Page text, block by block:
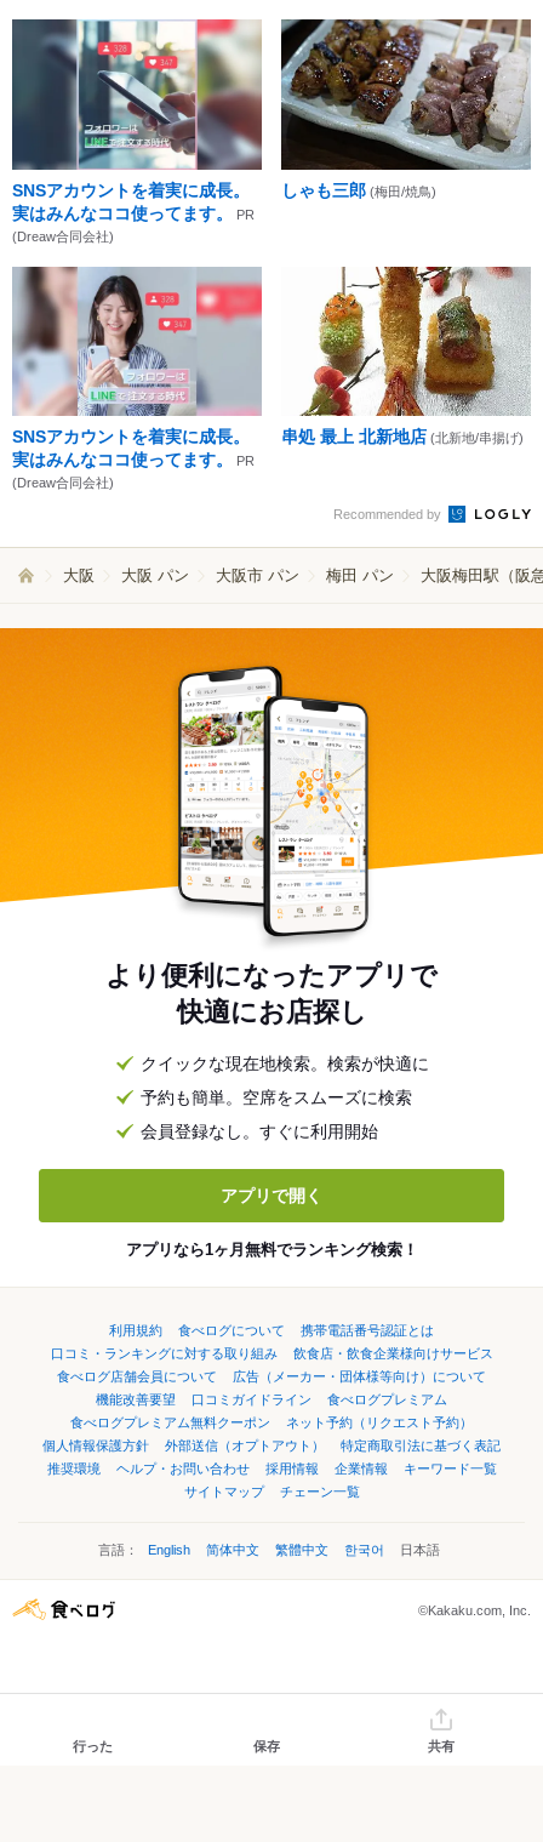
SNSアカウントを着実に成長。
実はみんなココ使ってます。
PR
(Dreaw合同会社)
しゃも三郎 (梅田/焼鳥)
SNSアカウントを着実に成長。
実はみんなココ使ってます。
PR
(Dreaw合同会社)
串処 最上 北新地店 (北新地/串揚げ)
Recommended by
大阪 大阪 パン 大阪市 パン 梅田 パン 大阪梅田駅（阪
より便利になったアプリで
快適にお店探し
クイックな現在地検索。検索が快適に
予約も簡単。空席をスムーズに検索
会員登録なし。すぐに利用開始
アプリで開く
アプリなら1ヶ月無料でランキング検索！
利用規約 食べログについて
携帯電話番号認証とは
口コミ・ランキングに対する取り組み
飲食店・飲食企業様向けサービス
食べログ店舗会員について
広告（メーカー・団体様等向け）について
機能改善要望
口コミガイドライン
食べログプレミアム
食べログプレミアム無料クーポン
ネット予約（リクエスト予約）
個人情報保護方針
外部送信（オプトアウト）
特定商取引法に基づく表記
推奨環境
ヘルプ・お問い合わせ 採用情報 企業情報
キーワード一覧
サイトマップ
チェーン一覧
言語： English 简体中文 繁體中文 한국어 日本語
©Kakaku.com, Inc.
行った 保存 共有